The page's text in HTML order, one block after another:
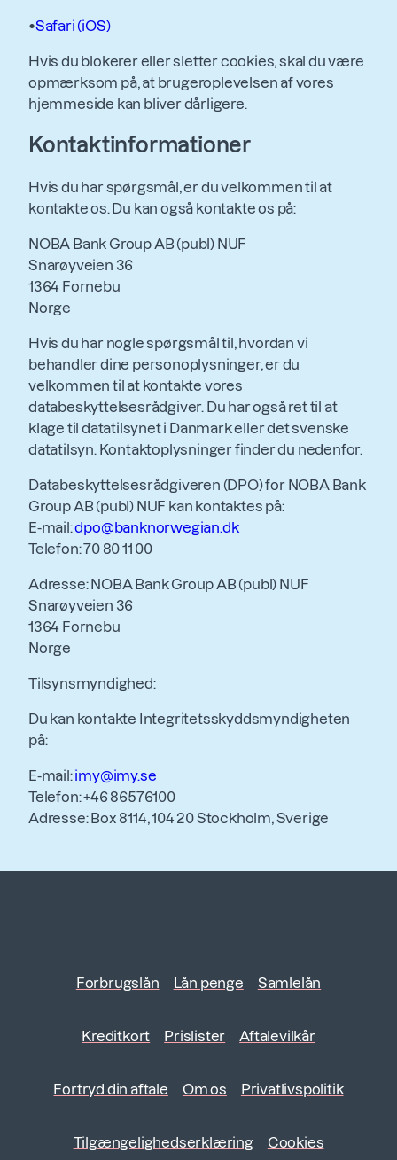
•Safari (iOS)
Hvis du blokerer eller sletter cookies, skal du være
opmærksom på, at brugeroplevelsen af vores
hjemmeside kan bliver dårligere.
Kontaktinformationer
Hvis du har spørgsmål, er du velkommen til at
kontakte os. Du kan også kontakte os på:
NOBA Bank Group AB (publ) NUF
Snarøyveien 36
1364 Fornebu
Norge
Hvis du har nogle spørgsmål til, hvordan vi
behandler dine personoplysninger, er du
velkommen til at kontakte vores
databeskyttelsesrådgiver. Du har også ret til at
klage til datatilsynet i Danmark eller det svenske
datatilsyn. Kontaktoplysninger finder du nedenfor.
Databeskyttelsesrådgiveren (DPO) for NOBA Bank
Group AB (publ) NUF kan kontaktes på:
E-mail:dpo@banknorwegian.dk
Telefon: 70 80 11 00
Adresse: NOBA Bank Group AB (publ) NUF
Snarøyveien 36
1364 Fornebu
Norge
Tilsynsmyndighed:
Du kan kontakte Integritetsskyddsmyndigheten
på:
E-mail:imy@imy.se
Telefon: +46 86576100
Adresse: Box 8114, 104 20 Stockholm, Sverige
Forbrugslån Lån penge Samlelån
Kreditkort Prislister Aftalevilkår
Fortryd din aftale Om os Privatlivspolitik
Tilgængelighedserklæring Cookies